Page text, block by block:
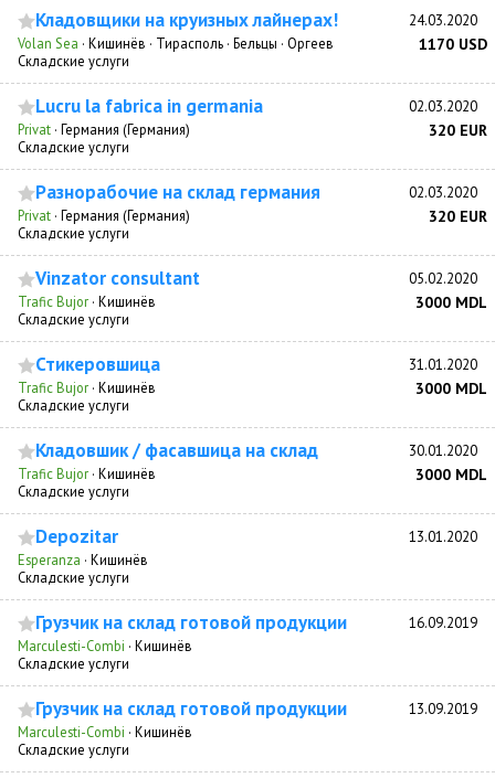
Кладовщики на круизных лайнерах! 24.03.2020
Volan Sea · Кишинёв · Тирасполь · Бельцы · Оргеев 1170 USD
Складские услуги
Lucru la fabrica in germania 02.03.2020
Privat · Германия (Германия) 320 EUR
Складские услуги
Разнорабочие на склад германия 02.03.2020
Privat · Германия (Германия) 320 EUR
Складские услуги
Vinzator consultant 05.02.2020
Trafic Bujor · Кишинёв 3000 MDL
Складские услуги
Стикеровшица 31.01.2020
Trafic Bujor · Кишинёв 3000 MDL
Складские услуги
Кладовшик / фасавшица на склад 30.01.2020
Trafic Bujor · Кишинёв 3000 MDL
Складские услуги
Depozitar 13.01.2020
Esperanza · Кишинёв
Складские услуги
Грузчик на склад готовой продукции 16.09.2019
Marculesti-Combi · Кишинёв
Складские услуги
Грузчик на склад готовой продукции 13.09.2019
Marculesti-Combi · Кишинёв
Складские услуги